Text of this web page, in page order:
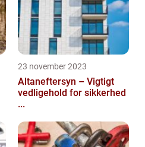
23 november 2023
Altaneftersyn – Vigtigt
vedligehold for sikkerhed
...